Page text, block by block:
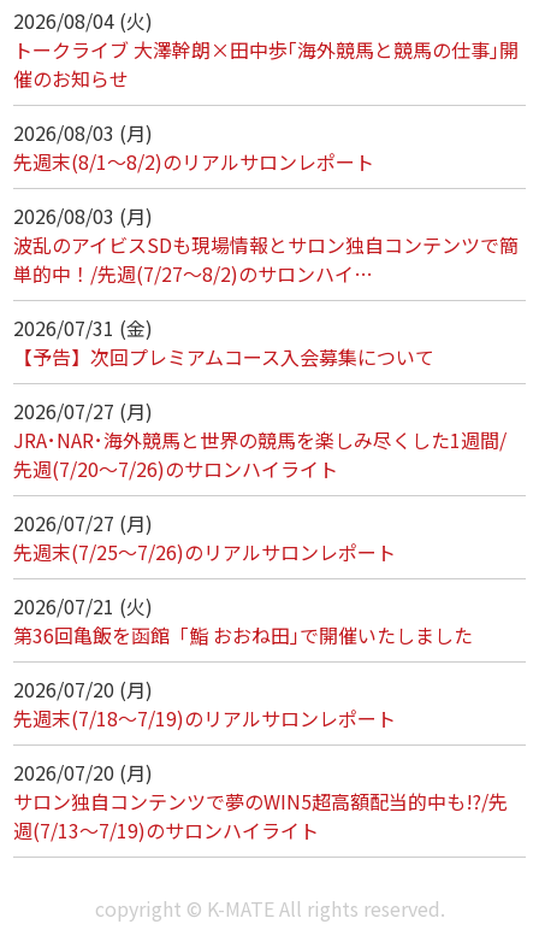
2026/08/04 (火)
トークライブ 大澤幹朗×田中歩｢海外競馬と競馬の仕事｣開
催のお知らせ
2026/08/03 (月)
先週末(8/1～8/2)のリアルサロンレポート
2026/08/03 (月)
波乱のアイビスSDも現場情報とサロン独自コンテンツで簡
単的中！/先週(7/27～8/2)のサロンハイ…
2026/07/31 (金)
【予告】次回プレミアムコース入会募集について
2026/07/27 (月)
JRA･NAR･海外競馬と世界の競馬を楽しみ尽くした1週間/
先週(7/20～7/26)のサロンハイライト
2026/07/27 (月)
先週末(7/25～7/26)のリアルサロンレポート
2026/07/21 (火)
第36回亀飯を函館「鮨 おおね田｣で開催いたしました
2026/07/20 (月)
先週末(7/18～7/19)のリアルサロンレポート
2026/07/20 (月)
サロン独自コンテンツで夢のWIN5超高額配当的中も!?/先
週(7/13～7/19)のサロンハイライト
copyright © K-MATE All rights reserved.